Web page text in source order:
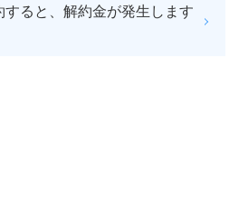
ると、解約金が発生します